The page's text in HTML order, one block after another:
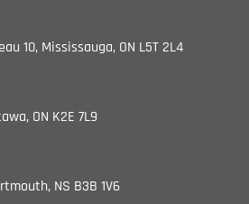
10, Mississauga, ON L5T 2L4
ON K2E 7L9
NS B3B 1V6